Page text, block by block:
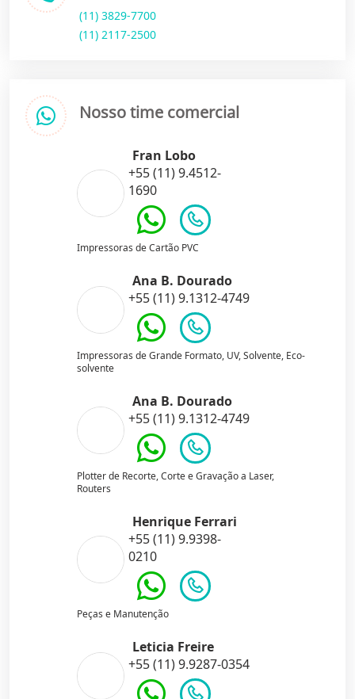
(11) 3829-7700
(11) 2117-2500
Nosso time comercial
Fran Lobo
+55 (11) 9.4512-
1690
Impressoras de Cartão PVC
Ana B. Dourado
+55 (11) 9.1312-4749
Impressoras de Grande Formato, UV, Solvente, Eco-
solvente
Ana B. Dourado
+55 (11) 9.1312-4749
Plotter de Recorte, Corte e Gravação a Laser,
Routers
Henrique Ferrari
+55 (11) 9.9398-
0210
Peças e Manutenção
Leticia Freire
+55 (11) 9.9287-0354